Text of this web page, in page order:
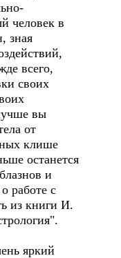
человек в
зная
всего,
своих
вы
от
клише
останется
и
работе с
из книги И.
яркий